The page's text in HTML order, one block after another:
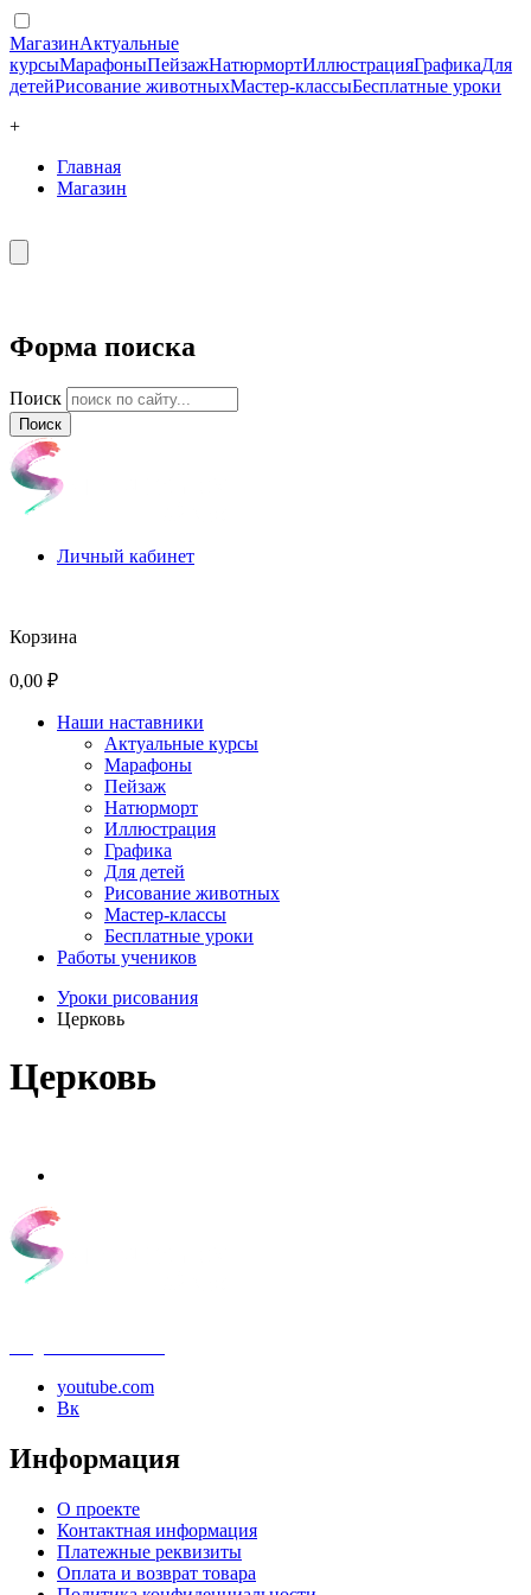
МагазинАктуальные
курсыМарафоныПейзажНатюрмортИллюстрацияГрафикаДля
детейРисование животныхМастер-классыБесплатные уроки
+
Главная
Магазин
Форма поиска
Поиск
Личный кабинет
Корзина
0,00 ₽
Наши наставники
Актуальные курсы
Марафоны
Пейзаж
Натюрморт
Иллюстрация
Графика
Для детей
Рисование животных
Мастер-классы
Бесплатные уроки
Работы учеников
Уроки рисования
Церковь
Церковь
youtube.com
Вк
Информация
О проекте
Контактная информация
Платежные реквизиты
Оплата и возврат товара